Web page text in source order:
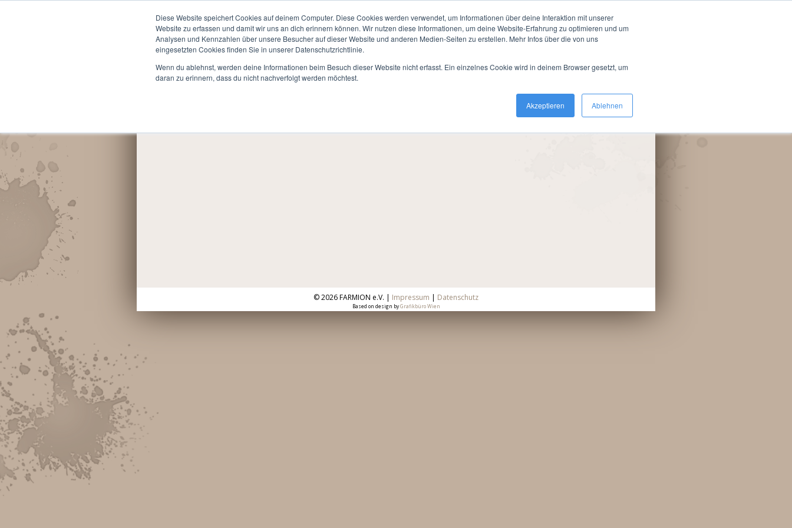
Diese Website speichert Cookies auf deinem Computer. Diese Cookies werden verwendet, um Informationen über deine Interaktion mit unserer
Website zu erfassen und damit wir uns an dich erinnern können. Wir nutzen diese Informationen, um deine Website-Erfahrung zu optimieren und um
Analysen und Kennzahlen über unsere Besucher auf dieser Website und anderen Medien-Seiten zu erstellen. Mehr Infos über die von uns
eingesetzten Cookies finden Sie in unserer Datenschutzrichtlinie.
Wenn du ablehnst, werden deine Informationen beim Besuch dieser Website nicht erfasst. Ein einzelnes Cookie wird in deinem Browser gesetzt, um
daran zu erinnern, dass du nicht nachverfolgt werden möchtest.
Akzeptieren Ablehnen
Start Informationen Awarnor Termine / Anmeldung NSC Infos Mein Farmion
Du bist hier:LARP »Termine / Anmeldung»Rückblicke»2010»Hinter den Linien
©2026 FARMION e.V. | Impressum | Datenschutz
Based on design byGrafikbüro Wien